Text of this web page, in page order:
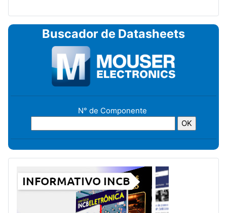
Buscador de Datasheets
N° de Componente